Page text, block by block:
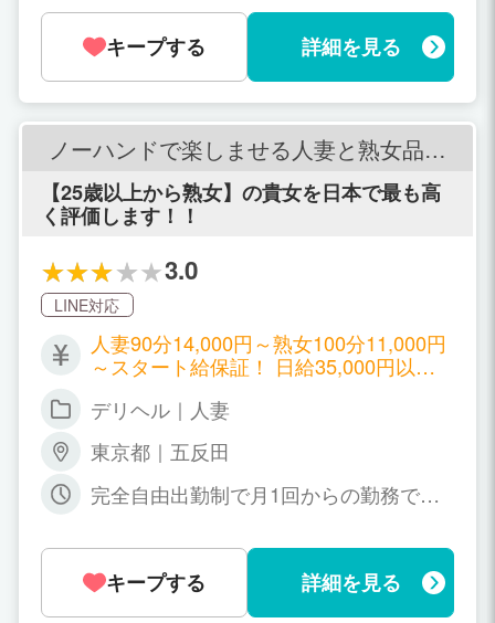
オプションバック＋指名料バック ・90
分13,000円＋オプションバック＋指名料
バック ・120分16,000円＋オプションバ
ック＋指名料バック さらに経験者はここ
からお給料を考慮させていただきますの
で、ご相談ください！ ※雑費なし ※全額
日払い ※本指名以外も指名バック ※オプ
ションのできるできないは自由に選べま
す
シフト外「当日緊急出勤」も喜んで対応
致します！ 11：00～翌03:00の時間帯で
お好きな勤務時間で大丈夫です！ 1日3
時間～4時間でも問題ありません！本当
に女性都合で勤務時間を決めて下さいま
せ。
キープする 詳細を見る
ノーハンドで楽しませる人妻と熟女品川
【25歳以上から熟女】の貴女を日本で最も高
く評価します！！
3.0
LINE対応
人妻90分14,000円～熟女100分11,000円
～スタート給保証！ 日給35,000円以上
10000円 75分 12000円 90分 14000円 12
0分 18000円 150分 22000円 180分 2600
0円 240分 34000円 ※ランクにより500円
～最大5000円プラス ※本指名料・オプシ
ョン全額バック
デリヘル｜人妻
東京都｜五反田
完全自由出勤制で月1回からの勤務でOK
キープする 詳細を見る